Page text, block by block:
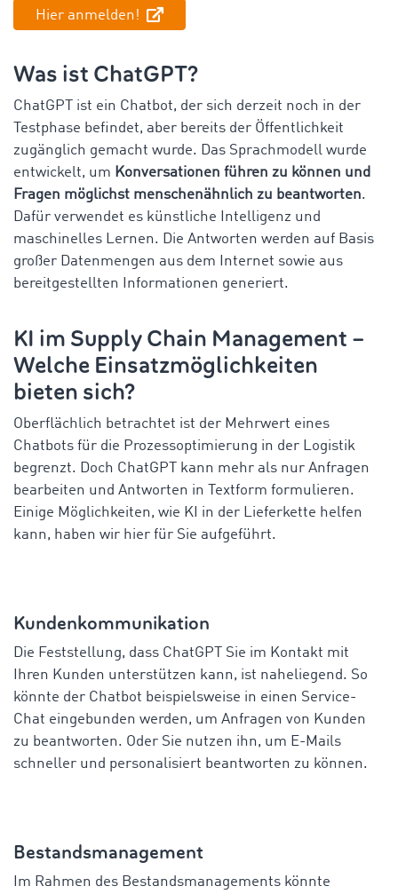
Hier anmelden!
Was ist ChatGPT?
ChatGPT ist ein Chatbot, der sich derzeit noch in der
Testphase befindet, aber bereits der Öffentlichkeit
zugänglich gemacht wurde. Das Sprachmodell wurde
entwickelt, um Konversationen führen zu können und
Fragen möglichst menschenähnlich zu beantworten.
Dafür verwendet es künstliche Intelligenz und
maschinelles Lernen. Die Antworten werden auf Basis
großer Datenmengen aus dem Internet sowie aus
bereitgestellten Informationen generiert.
KI im Supply Chain Management –
Welche Einsatzmöglichkeiten
bieten sich?
Oberflächlich betrachtet ist der Mehrwert eines
Chatbots für die Prozessoptimierung in der Logistik
begrenzt. Doch ChatGPT kann mehr als nur Anfragen
bearbeiten und Antworten in Textform formulieren.
Einige Möglichkeiten, wie KI in der Lieferkette helfen
kann, haben wir hier für Sie aufgeführt.
Kundenkommunikation
Die Feststellung, dass ChatGPT Sie im Kontakt mit
Ihren Kunden unterstützen kann, ist naheliegend. So
könnte der Chatbot beispielsweise in einen Service-
Chat eingebunden werden, um Anfragen von Kunden
zu beantworten. Oder Sie nutzen ihn, um E-Mails
schneller und personalisiert beantworten zu können.
Bestandsmanagement
Im Rahmen des Bestandsmanagements könnte